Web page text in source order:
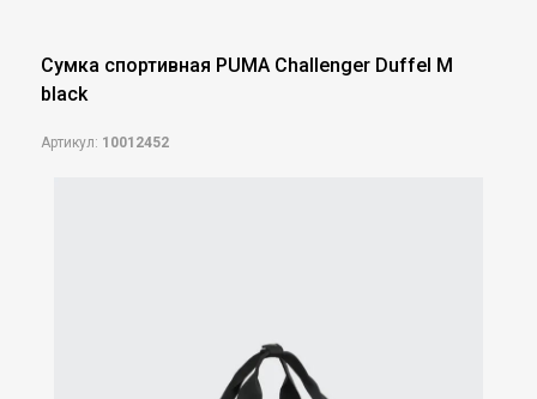
Сумка спортивная PUMA Challenger Duffel M
black
Артикул: 10012452